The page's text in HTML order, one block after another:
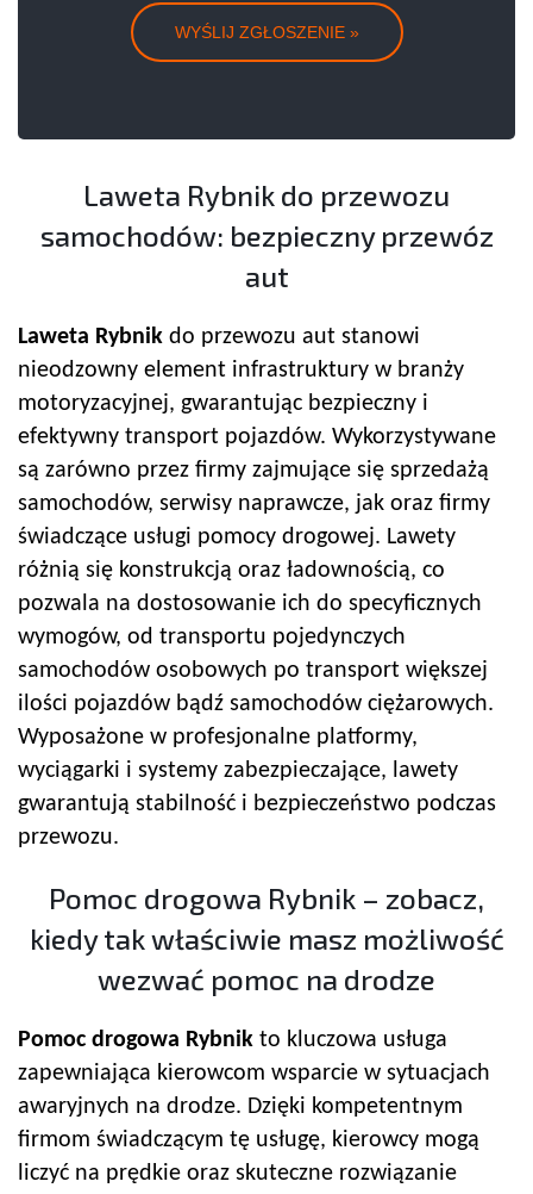
Laweta Rybnik do przewozu
samochodów: bezpieczny przewóz
aut
Laweta Rybnik do przewozu aut stanowi
nieodzowny element infrastruktury w branży
motoryzacyjnej, gwarantując bezpieczny i
efektywny transport pojazdów. Wykorzystywane
są zarówno przez firmy zajmujące się sprzedażą
samochodów, serwisy naprawcze, jak oraz firmy
świadczące usługi pomocy drogowej. Lawety
różnią się konstrukcją oraz ładownością, co
pozwala na dostosowanie ich do specyficznych
wymogów, od transportu pojedynczych
samochodów osobowych po transport większej
ilości pojazdów bądź samochodów ciężarowych.
Wyposażone w profesjonalne platformy,
wyciągarki i systemy zabezpieczające, lawety
gwarantują stabilność i bezpieczeństwo podczas
przewozu.
Pomoc drogowa Rybnik – zobacz,
kiedy tak właściwie masz możliwość
wezwać pomoc na drodze
Pomoc drogowa Rybnik to kluczowa usługa
zapewniająca kierowcom wsparcie w sytuacjach
awaryjnych na drodze. Dzięki kompetentnym
firmom świadczącym tę usługę, kierowcy mogą
liczyć na prędkie oraz skuteczne rozwiązanie